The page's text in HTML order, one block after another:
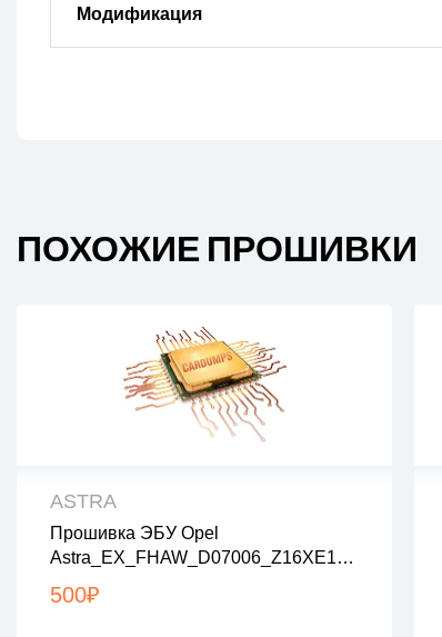
Модификация
ПОХОЖИЕ ПРОШИВКИ
ASTRA
Прошивка ЭБУ Opel
Astra_EX_FHAW_D07006_Z16XE1_A
500₽
все файлы проверены на вирусы
все файлы в архивах zip или rar
загрузка с 9:00-22:00 по Москве